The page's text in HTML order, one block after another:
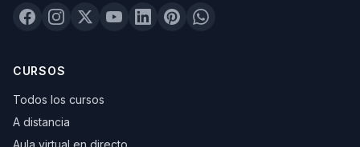
CURSOS
Todos los cursos
A distancia
Aula virtual en directo